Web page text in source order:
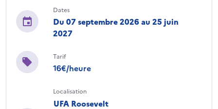
Dates
Du 07 septembre 2026 au 25 juin
2027
Tarif
16€/heure
Localisation
UFA Roosevelt